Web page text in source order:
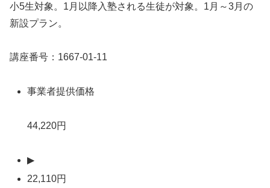
小5生対象。1月以降入塾される生徒が対象。1月～3月の
新設プラン。
講座番号：1667-01-11
事業者提供価格
44,220円
▶
22,110円